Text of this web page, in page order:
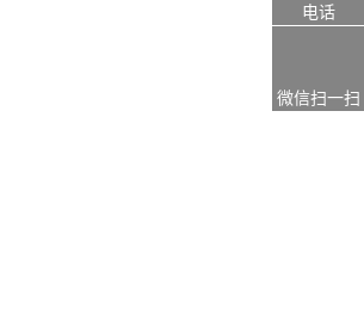
电话
微信扫一扫